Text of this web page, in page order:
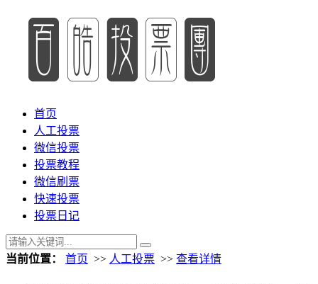
首页
人工投票
微信投票
投票教程
微信刷票
快速投票
投票日记
当前位置： 首页 >> 人工投票 >> 查看详情